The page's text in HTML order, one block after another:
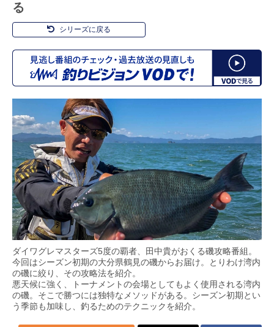
る
シリーズに戻る
ダイワグレマスターズ5度の覇者、田中貴がおくる磯攻略番組。
今回はシーズン初期の大分県鶴見の磯からお届け。とりわけ湾内
の磯に絞り、その攻略法を紹介。
悪天候に強く、トーナメントの会場としてもよく使用される湾内
の磯。そこで勝つには独特なメソッドがある。シーズン初期とい
う季節も加味し、釣るためのテクニックを紹介。